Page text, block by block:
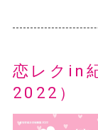
恋レクin
2022）